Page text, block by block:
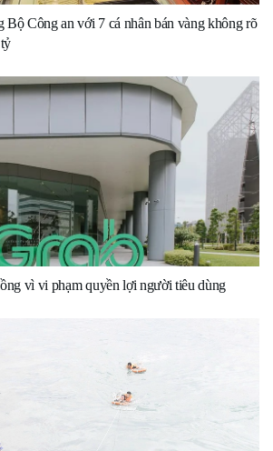
Bộ Công an với 7 cá nhân bán vàng không rõ
vì vi phạm quyền lợi người tiêu dùng